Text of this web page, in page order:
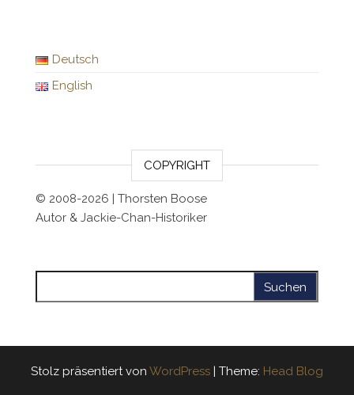
Deutsch
English
COPYRIGHT
© 2008-2026 | Thorsten Boose
Autor & Jackie-Chan-Historiker
Stolz präsentiert von WordPress | Theme: Head Blog